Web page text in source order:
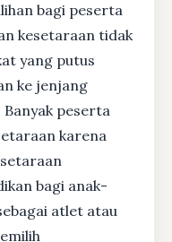
bagi peserta
kesetaraan tidak
yang putus
ke jenjang
peserta
karena
bagi anak-
atlet atau